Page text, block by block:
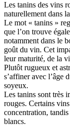
Les tanins des vins
naturellement dans
Le mot « tanins »
que l’on trouve
notamment dans le
goût du vin. Cet
leur maturité, de la
Plutôt rugueux et
s’affiner avec l’âge
soyeux.
Les tanins sont très
rouges. Certains
concentration,
blancs.